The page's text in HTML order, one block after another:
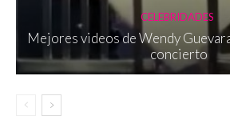
CELEBRIDADES
Mejores videos de Wendy
concierto